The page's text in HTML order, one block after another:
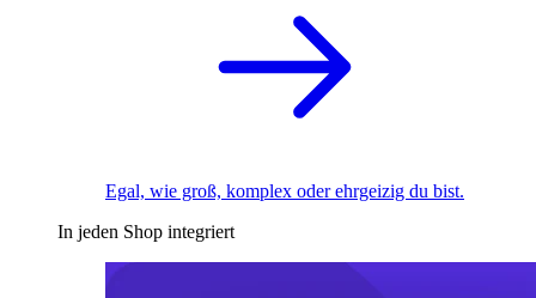
Egal, wie groß, komplex oder ehrgeizig du bist.
In jeden Shop integriert